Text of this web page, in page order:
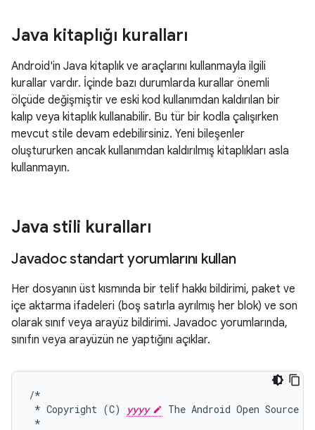
Java kitaplığı kuralları
Android'in Java kitaplık ve araçlarını kullanmayla ilgili
kurallar vardır. İçinde bazı durumlarda kurallar önemli
ölçüde değişmiştir ve eski kod kullanımdan kaldırılan bir
kalıp veya kitaplık kullanabilir. Bu tür bir kodla çalışırken
mevcut stile devam edebilirsiniz. Yeni bileşenler
oluştururken ancak kullanımdan kaldırılmış kitaplıkları asla
kullanmayın.
Java stili kuralları
Javadoc standart yorumlarını kullan
Her dosyanın üst kısmında bir telif hakkı bildirimi, paket ve
içe aktarma ifadeleri (boş satırla ayrılmış her blok) ve son
olarak sınıf veya arayüz bildirimi. Javadoc yorumlarında,
sınıfın veya arayüzün ne yaptığını açıklar.
/*
* Copyright (C) yyyy The Android Open Source
*